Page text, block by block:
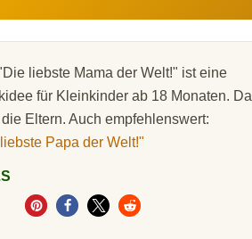
liebste Mama der Welt!" ist eine
für Kleinkinder ab 18 Monaten. Da
Eltern. Auch empfehlenswert:
Papa der Welt!"